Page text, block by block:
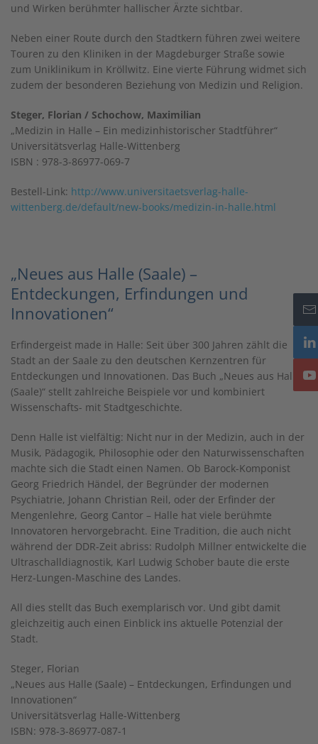
und Wirken berühmter hallischer Ärzte sichtbar.
Neben einer Route durch den Stadtkern führen zwei weitere
Touren zu den Kliniken in der Magdeburger Straße sowie
zum Uniklinikum in Kröllwitz. Eine vierte Führung widmet sich
zudem der besonderen Beziehung von Medizin und Religion.
Steger, Florian / Schochow, Maximilian
„Medizin in Halle – Ein medizinhistorischer Stadtführer“
Universitätsverlag Halle-Wittenberg
ISBN : 978-3-86977-069-7
Bestell-Link: http://www.universitaetsverlag-halle-
wittenberg.de/default/new-books/medizin-in-halle.html
„Neues aus Halle (Saale) –
Entdeckungen, Erfindungen und
Innovationen“
Erfindergeist made in Halle: Seit über 300 Jahren zählt die
Stadt an der Saale zu den deutschen Kernzentren für
Entdeckungen und Innovationen. Das Buch „Neues aus Halle
(Saale)“ stellt zahlreiche Beispiele vor und kombiniert
Wissenschafts- mit Stadtgeschichte.
Denn Halle ist vielfältig: Nicht nur in der Medizin, auch in der
Musik, Pädagogik, Philosophie oder den Naturwissenschaften
machte sich die Stadt einen Namen. Ob Barock-Komponist
Georg Friedrich Händel, der Begründer der modernen
Psychiatrie, Johann Christian Reil, oder der Erfinder der
Mengenlehre, Georg Cantor – Halle hat viele berühmte
Innovatoren hervorgebracht. Eine Tradition, die auch nicht
während der DDR-Zeit abriss: Rudolph Millner entwickelte die
Ultraschalldiagnostik, Karl Ludwig Schober baute die erste
Herz-Lungen-Maschine des Landes.
All dies stellt das Buch exemplarisch vor. Und gibt damit
gleichzeitig auch einen Einblick ins aktuelle Potenzial der
Stadt.
Steger, Florian
„Neues aus Halle (Saale) – Entdeckungen, Erfindungen und
Innovationen“
Universitätsverlag Halle-Wittenberg
ISBN: 978-3-86977-087-1